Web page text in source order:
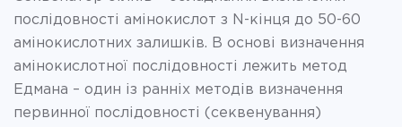
послідовності амінокислот з N-кінця до 50-60
амінокислотних залишків. В основі визначення
амінокислотної послідовності лежить метод
Едмана – один із ранніх методів визначення
первинної послідовності (секвенування)